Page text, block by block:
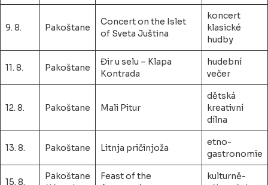
9. 8. Pakoštane
Concert on the Islet
of Sveta Juština
koncert
klasické
hudby
11. 8. Pakoštane
Đir u selu – Klapa
Kontrada
hudební
večer
12. 8. Pakoštane Mali Pitur
dětská
kreativní
dílna
13. 8. Pakoštane Litnja pričinjoža
etno-
gastronomie
15. 8.
Pakoštane
Feast of the
kulturně-